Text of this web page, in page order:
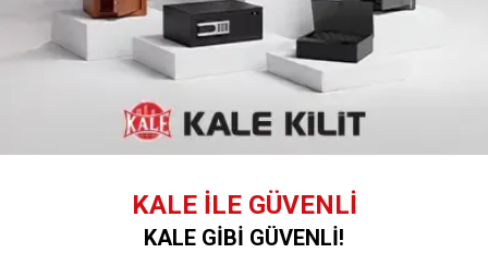
KALE İLE GÜVENLİ
KALE GİBİ GÜVENLİ!